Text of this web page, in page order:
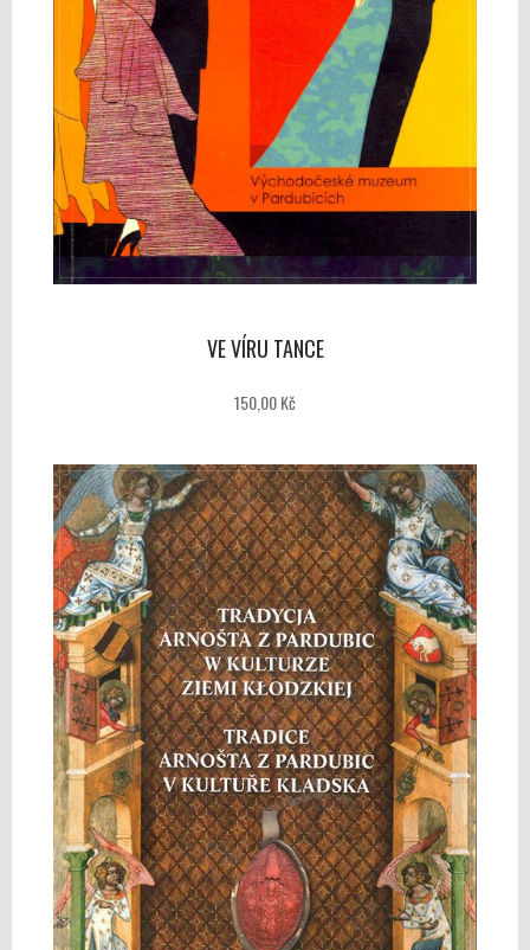
VE VÍRU TANCE
150,00 Kč